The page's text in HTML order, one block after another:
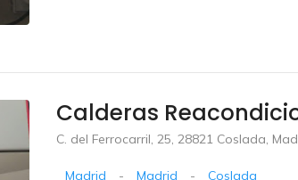
Calderas
C. del Ferrocarril, 25, 28821 Coslada,
Madrid - Madrid - Coslada